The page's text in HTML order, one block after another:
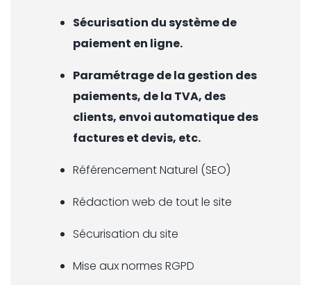
Sécurisation du système de
paiement en ligne.
Paramétrage de la gestion des
paiements, de la TVA, des
clients, envoi automatique des
factures et devis, etc.
Référencement Naturel (SEO)
Rédaction web de tout le site
Sécurisation du site
Mise aux normes RGPD